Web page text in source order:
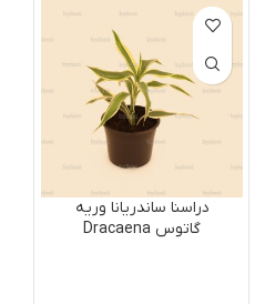
دراسنا ساندریانا وریه
گاتوس Dracaena